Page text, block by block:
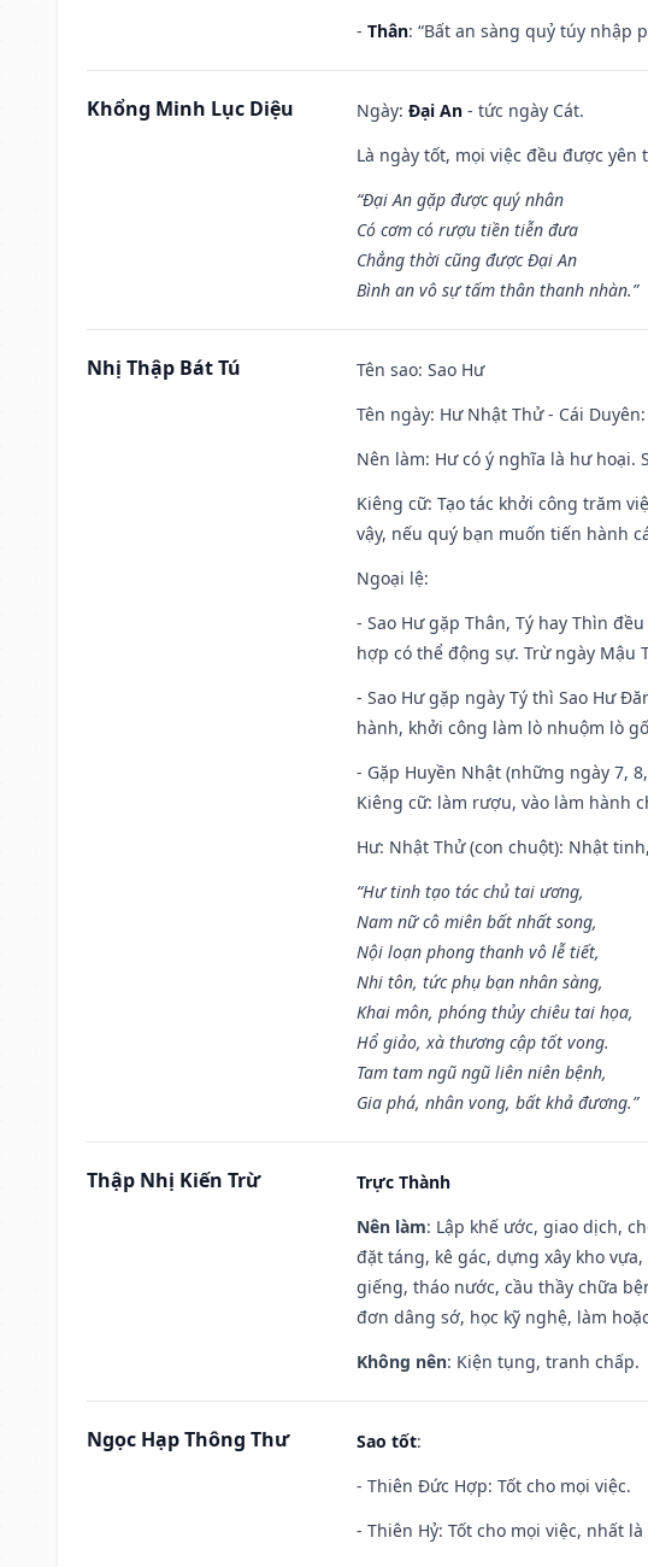
- Thân: “Bất an sàng quỷ túy nhập
Khổng Minh Lục Diệu Ngày: Đại An - tức ngày Cát.
Là ngày tốt, mọi việc đều được
“Đại An gặp được quý nhân
Có cơm có rượu tiền tiễn đưa
Chẳng thời cũng được Đại An
Bình an vô sự tấm thân thanh nhàn.”
Nhị Thập Bát Tú Tên sao: Sao Hư
Tên ngày: Hư Nhật Thử - Cái
Nên làm: Hư có ý nghĩa là hư hoại.
Kiêng cữ: Tạo tác khởi công trăm
vậy, nếu quý bạn muốn tiến hành
Ngoại lệ:
- Sao Hư gặp Thân, Tý hay Thìn
hợp có thể động sự. Trừ ngày Mậu
- Sao Hư gặp ngày Tý thì Sao Hư
hành, khởi công làm lò nhuộm lò
- Gặp Huyền Nhật (những ngày 7,
Kiêng cữ: làm rượu, vào làm hành
Hư: Nhật Thử (con chuột): Nhật
“Hư tinh tạo tác chủ tai ương,
Nam nữ cô miên bất nhất song,
Nội loạn phong thanh vô lễ tiết,
Nhi tôn, tức phụ bạn nhân sàng,
Khai môn, phóng thủy chiêu tai họa,
Hổ giảo, xà thương cập tốt vong.
Tam tam ngũ ngũ liên niên bệnh,
Gia phá, nhân vong, bất khả đương.”
Thập Nhị Kiến Trừ
Trực Thành
Nên làm: Lập khế ước, giao dịch,
đặt táng, kê gác, dựng xây kho
giếng, tháo nước, cầu thầy chữa
đơn dâng sớ, học kỹ nghệ, làm
Không nên: Kiện tụng, tranh chấp.
Ngọc Hạp Thông Thư Sao tốt:
- Thiên Đức Hợp: Tốt cho mọi việc.
- Thiên Hỷ: Tốt cho mọi việc, nhất